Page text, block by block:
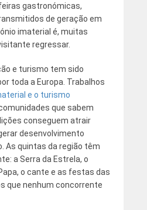
gastronómicas,
de geração em
imaterial é, muitas
regressar.
e turismo tem sido
toda a Europa. Trabalhos
e o turismo
que sabem
conseguem atrair
desenvolvimento
As quintas da região têm
a Serra da Estrela, o
o cante e as festas das
que nenhum concorrente